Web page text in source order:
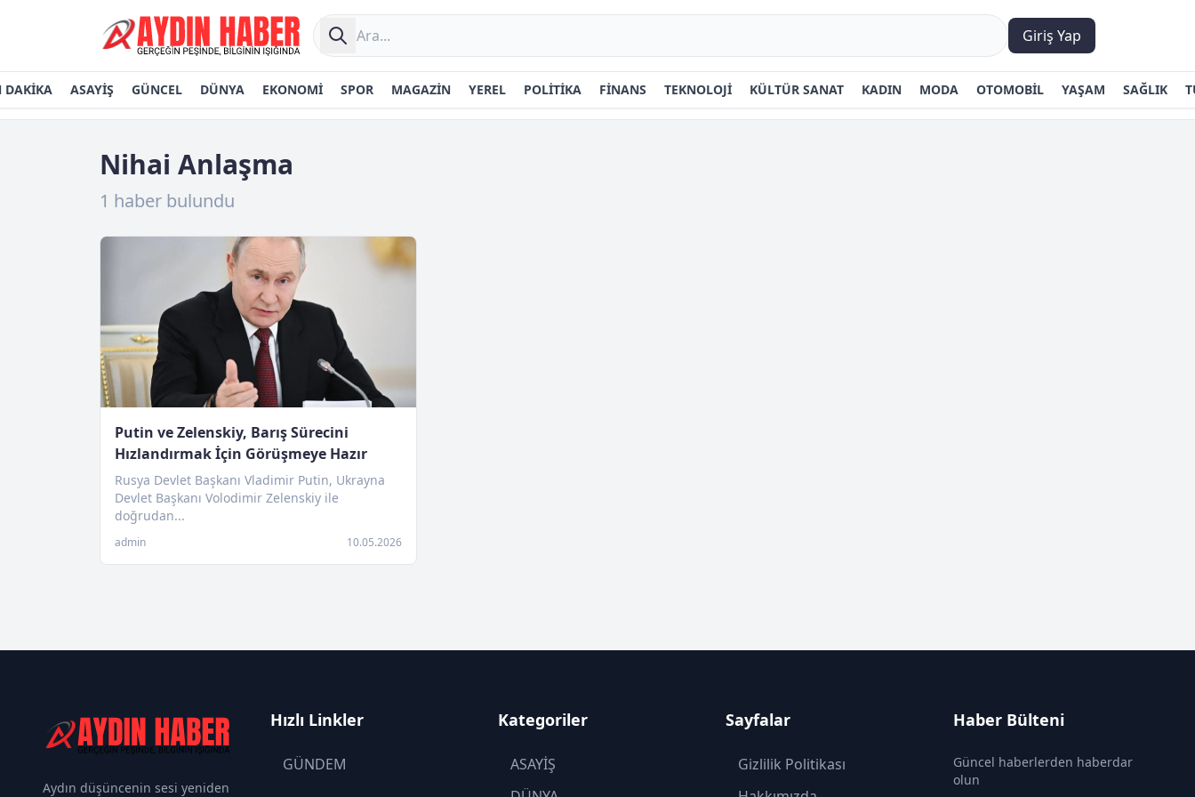
Giriş Yap
DAKİKA ASAYİŞ GÜNCEL DÜNYA EKONOMİ SPOR MAGAZİN YEREL POLİTİKA FİNANS TEKNOLOJİ KÜLTÜR SANAT KADIN MODA OTOMOBİL YAŞAM SAĞLIK
Nihai Anlaşma
1 haber bulundu
Putin ve Zelenskiy, Barış Sürecini
Hızlandırmak İçin Görüşmeye Hazır
Rusya Devlet Başkanı Vladimir Putin, Ukrayna
Devlet Başkanı Volodimir Zelenskiy ile
doğrudan...
admin 10.05.2026
Aydın düşüncenin sesi yeniden
Hızlı Linkler
GÜNDEM
Kategoriler
ASAYİŞ
Sayfalar
Gizlilik Politikası
Haber Bülteni
Güncel haberlerden haberdar
olun